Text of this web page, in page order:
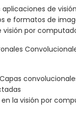
aplicaciones de
e formatos de
visión por
en la visión por